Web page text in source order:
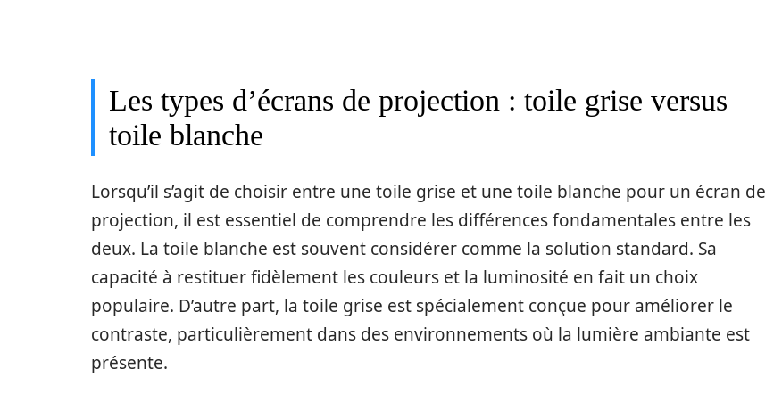
Les types d’écrans de projection : toile grise versus
toile blanche
Lorsqu’il s’agit de choisir entre une toile grise et une toile blanche pour un écran de
projection, il est essentiel de comprendre les différences fondamentales entre les
deux. La toile blanche est souvent considérer comme la solution standard. Sa
capacité à restituer fidèlement les couleurs et la luminosité en fait un choix
populaire. D’autre part, la toile grise est spécialement conçue pour améliorer le
contraste, particulièrement dans des environnements où la lumière ambiante est
présente.